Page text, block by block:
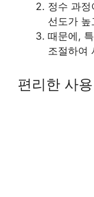
정수 과
선도가
때문에,
조절하여
편리한 사용